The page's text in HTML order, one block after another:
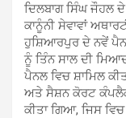
ਦਿਲਬਾਗ ਸਿੰਘ ਜੌਹਲ
ਕਾਨੂੰਨੀ ਸੇਵਾਵਾਂ
ਹੁਸ਼ਿਆਰਪੁਰ ਦੇ ਨਵੇਂ
ਨੂੰ ਤਿੰਨ ਸਾਲ ਦੀ
ਪੈਨਲ ਵਿਚ ਸ਼ਾਮਿਲ
ਅਤੇ ਸੈਸ਼ਨ ਕੋਰਟ
ਕੀਤਾ ਗਿਆ, ਜਿਸ